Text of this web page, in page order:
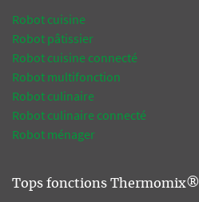
Robot cuisine
Robot pâtissier
Robot cuisine connecté
Robot multifonction
Robot culinaire
Robot culinaire connecté
Robot ménager
Tops fonctions Thermomix®